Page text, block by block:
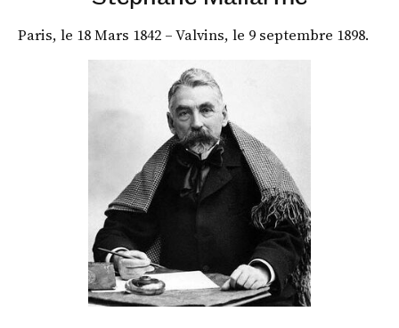
Paris, le 18 Mars 1842 – Valvins, le 9 septembre 1898.